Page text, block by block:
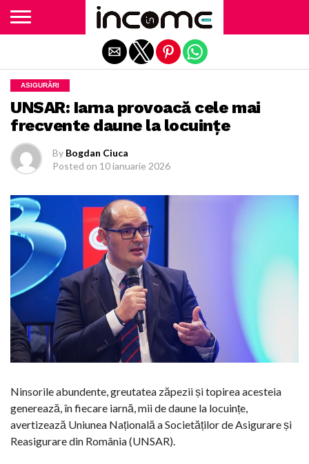
ASIGURĂRI
UNSAR: Iarna provoacă cele mai
frecvente daune la locuințe
By Bogdan Ciuca
Posted on 10 ianuarie 2026
Ninsorile abundente, greutatea zăpezii și topirea acesteia
generează, în fiecare iarnă, mii de daune la locuințe,
avertizează Uniunea Națională a Societăților de Asigurare și
Reasigurare din România (UNSAR).
Exit mobile version